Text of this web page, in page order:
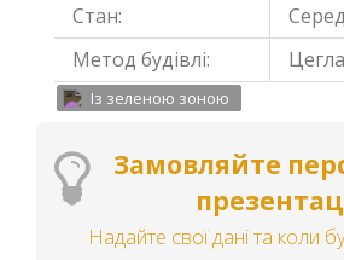
Стан:
Метод будівлі:
Цегла
Із зеленою зоною
Замовляйте
Надайте свої дані та коли